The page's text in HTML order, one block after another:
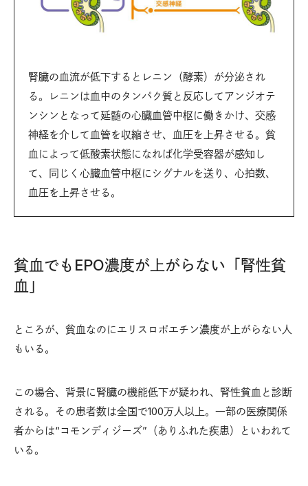
腎臓の血流が低下するとレニン（酵素）が分泌され
る。レニンは血中のタンパク質と反応してアンジオテ
ンシンとなって延髄の心臓血管中枢に働きかけ、交感
神経を介して血管を収縮させ、血圧を上昇させる。貧
血によって低酸素状態になれば化学受容器が感知し
て、同じく心臓血管中枢にシグナルを送り、心拍数、
血圧を上昇させる。
貧血でもEPO濃度が上がらない「腎性貧
血」
ところが、貧血なのにエリスロポエチン濃度が上がらない人
もいる。
この場合、背景に腎臓の機能低下が疑われ、腎性貧血と診断
される。その患者数は全国で100万人以上。一部の医療関係
者からは“コモンディジーズ”（ありふれた疾患）といわれて
いる。